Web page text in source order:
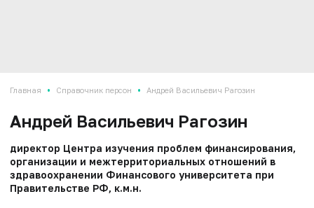
Главная • Справочник персон • Андрей Васильевич Рагозин
Андрей Васильевич Рагозин
директор Центра изучения проблем финансирования,
организации и межтерриториальных отношений в
здравоохранении Финансового университета при
Правительстве РФ, к.м.н.